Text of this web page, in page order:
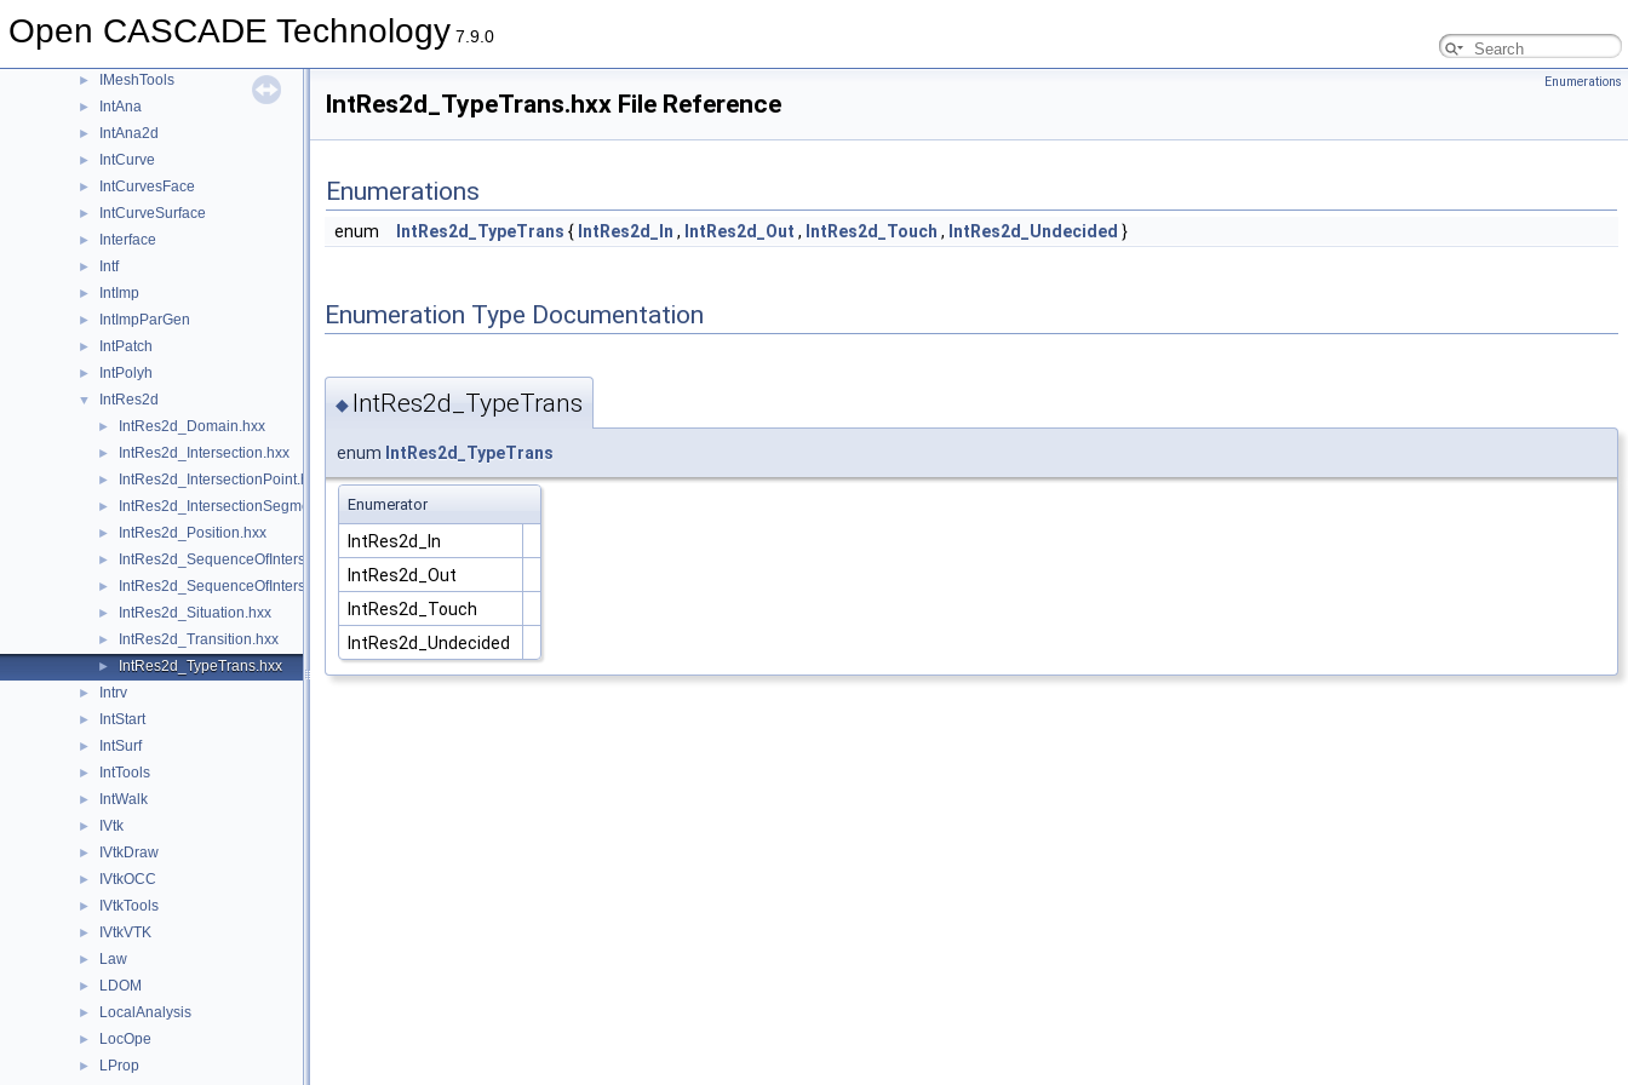
Open CASCADE Technology 7.9.0
► Image
► IMeshTools
► IntAna
► IntAna2d
► IntCurve
► IntCurvesFace
► IntCurveSurface
► Interface
► Intf
► IntImp
► IntImpParGen
► IntPatch
► IntPolyh
▼ IntRes2d
► IntRes2d_Domain.hxx
► IntRes2d_Intersection.hxx
► IntRes2d_IntersectionPoint.hxx
► IntRes2d_IntersectionSegment.hxx
► IntRes2d_Position.hxx
► IntRes2d_SequenceOfIntersectionPoint.hxx
► IntRes2d_SequenceOfIntersectionSegment.hxx
► IntRes2d_Situation.hxx
► IntRes2d_Transition.hxx
► IntRes2d_TypeTrans.hxx
► Intrv
► IntStart
► IntSurf
► IntTools
► IntWalk
► IVtk
► IVtkDraw
► IVtkOCC
► IVtkTools
► IVtkVTK
► Law
► LDOM
► LocalAnalysis
► LocOpe
►
LProp
Enumerations
IntRes2d_TypeTrans.hxx File Reference
Enumerations
enum IntRes2d_TypeTrans { IntRes2d_In , IntRes2d_Out , IntRes2d_Touch , IntRes2d_Undecided }
Enumeration Type Documentation
◆ IntRes2d_TypeTrans
enum IntRes2d_TypeTrans
Enumerator
IntRes2d_In
IntRes2d_Out
IntRes2d_Touch
IntRes2d_Undecided